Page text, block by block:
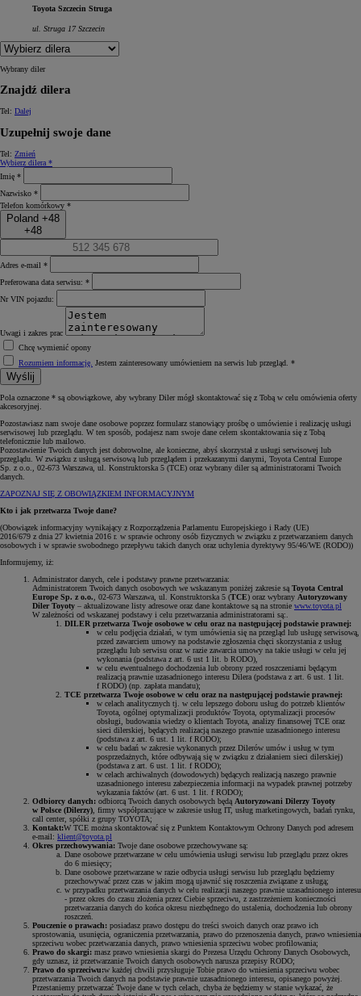
Toyota Szczecin Struga
ul. Struga 17 Szczecin
Wybrany diler
Znajdź dilera
Tel: Dalej
Uzupełnij swoje dane
Tel: Zmień
Wybierz dilera *
Imię *
Nazwisko *
Telefon komórkowy *
Poland +48
+48
Adres e-mail *
Preferowana data serwisu: *
Nr VIN pojazdu:
Uwagi i zakres prac
Chcę wymienić opony
Rozumiem informację. Jestem zainteresowany umówieniem na serwis lub przegląd. *
Wyślij
Pola oznaczone * są obowiązkowe, aby wybrany Diler mógł skontaktować się z Tobą w celu omówienia oferty
akcesoryjnej.
Pozostawiasz nam swoje dane osobowe poprzez formularz stanowiący prośbę o umówienie i realizację usługi
serwisowej lub przeglądu. W ten sposób, podajesz nam swoje dane celem skontaktowania się z Tobą
telefonicznie lub mailowo.
Pozostawienie Twoich danych jest dobrowolne, ale konieczne, abyś skorzystał z usługi serwisowej lub
przeglądu. W związku z usługą serwisową lub przeglądem i przekazanymi danymi, Toyota Central Europe
Sp. z o.o., 02-673 Warszawa, ul. Konstruktorska 5 (TCE) oraz wybrany diler są administratorami Twoich
danych.
ZAPOZNAJ SIĘ Z OBOWIĄZKIEM INFORMACYJNYM
Kto i jak przetwarza Twoje dane?
(Obowiązek informacyjny wynikający z Rozporządzenia Parlamentu Europejskiego i Rady (UE)
2016/679 z dnia 27 kwietnia 2016 r. w sprawie ochrony osób fizycznych w związku z przetwarzaniem danych
osobowych i w sprawie swobodnego przepływu takich danych oraz uchylenia dyrektywy 95/46/WE (RODO))
Informujemy, iż:
Administrator danych, cele i podstawy prawne przetwarzania:
Administratorem Twoich danych osobowych we wskazanym poniżej zakresie są Toyota Central
Europe Sp. z o.o., 02-673 Warszawa, ul. Konstruktorska 5 (TCE) oraz wybrany Autoryzowany
Diler Toyoty – aktualizowane listy adresowe oraz dane kontaktowe są na stronie www.toyota.pl
W zależności od wskazanej podstawy i celu przetwarzania administratorami są:.
DILER przetwarza Twoje osobowe w celu oraz na następującej podstawie prawnej:
w celu podjęcia działań, w tym umówienia się na przegląd lub usługę serwisową,
przed zawarciem umowy na podstawie zgłoszenia chęci skorzystania z usług
przeglądu lub serwisu oraz w razie zawarcia umowy na takie usługi w celu jej
wykonania (podstawa z art. 6 ust 1 lit. b RODO),
w celu ewentualnego dochodzenia lub obrony przed roszczeniami będącym
realizacją prawnie uzasadnionego interesu Dilera (podstawa z art. 6 ust. 1 lit.
f RODO) (np. zapłata mandatu);
TCE przetwarza Twoje osobowe w celu oraz na następującej podstawie prawnej:
w celach analitycznych tj. w celu lepszego doboru usług do potrzeb klientów
Toyota, ogólnej optymalizacji produktów Toyota, optymalizacji procesów
obsługi, budowania wiedzy o klientach Toyota, analizy finansowej TCE oraz
sieci dilerskiej, będących realizacją naszego prawnie uzasadnionego interesu
(podstawa z art. 6 ust. 1 lit. f RODO);
w celu badań w zakresie wykonanych przez Dilerów umów i usług w tym
posprzedażnych, które odbywają się w związku z działaniem sieci dilerskiej)
(podstawa z art. 6 ust. 1 lit. f RODO);
w celach archiwalnych (dowodowych) będących realizacją naszego prawnie
uzasadnionego interesu zabezpieczenia informacji na wypadek prawnej potrzeby
wykazania faktów (art. 6 ust. 1 lit. f RODO);
Odbiorcy danych: odbiorcą Twoich danych osobowych będą Autoryzowani Dilerzy Toyoty
w Polsce (Dilerzy), firmy współpracujące w zakresie usług IT, usług marketingowych, badań rynku,
call center, spółki z grupy TOYOTA;
Kontakt:W TCE można skontaktować się z Punktem Kontaktowym Ochrony Danych pod adresem
e-mail: klient@toyota.pl
Okres przechowywania: Twoje dane osobowe przechowywane są:
Dane osobowe przetwarzane w celu umówienia usługi serwisu lub przeglądu przez okres
do 6 miesięcy;
Dane osobowe przetwarzane w razie odbycia usługi serwisu lub przeglądu będziemy
przechowywać przez czas w jakim mogą ujawnić się roszczenia związane z usługą;
w przypadku przetwarzania danych w celu realizacji naszego prawnie uzasadnionego interesu
- przez okres do czasu złożenia przez Ciebie sprzeciwu, z zastrzeżeniem konieczności
przetwarzania danych do końca okresu niezbędnego do ustalenia, dochodzenia lub obrony
roszczeń.
Pouczenie o prawach: posiadasz prawo dostępu do treści swoich danych oraz prawo ich
sprostowania, usunięcia, ograniczenia przetwarzania, prawo do przenoszenia danych, prawo wniesienia
sprzeciwu wobec przetwarzania danych, prawo wniesienia sprzeciwu wobec profilowania;
Prawo do skargi: masz prawo wniesienia skargi do Prezesa Urzędu Ochrony Danych Osobowych,
gdy uznasz, iż przetwarzanie Twoich danych osobowych narusza przepisy RODO;
Prawo do sprzeciwu:w każdej chwili przysługuje Tobie prawo do wniesienia sprzeciwu wobec
przetwarzania Twoich danych na podstawie prawnie uzasadnionego interesu, opisanego powyżej.
Przestaniemy przetwarzać Twoje dane w tych celach, chyba że będziemy w stanie wykazać, że